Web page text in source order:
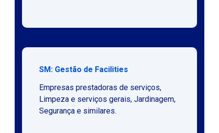
SM: Gestão de Facilities
Empresas prestadoras de serviços,
Limpeza e serviços gerais, Jardinagem,
Segurança e similares.